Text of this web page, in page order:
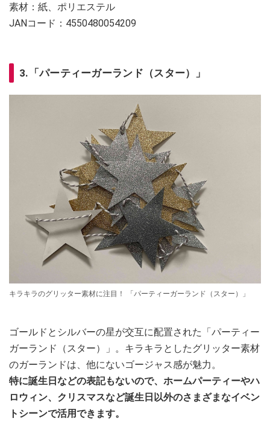
素材：紙、ポリエステル
JANコード：4550480054209
3.「パーティーガーランド（スター）」
キラキラのグリッター素材に注目！ 「パーティーガーランド（スター）」
ゴールドとシルバーの星が交互に配置された「パーティー
ガーランド（スター）」。キラキラとしたグリッター素材
のガーランドは、他にないゴージャス感が魅力。
特に誕生日などの表記もないので、ホームパーティーやハ
ロウィン、クリスマスなど誕生日以外のさまざまなイベン
トシーンで活用できます。